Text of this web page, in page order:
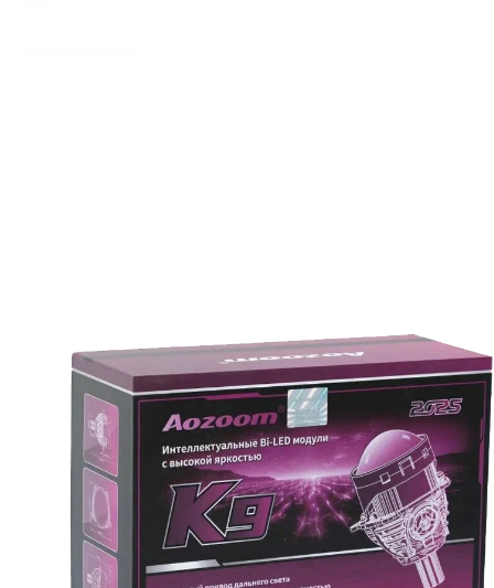
• Крепление: рамка Hella3R и хвостовой кронштейн под
цоколи H4/H7/HB3/HB4
• Ресурс: до 30000ч
• Температурный диапазон: –45…+110°C
Преимущества Aozoom K9:
1. Ультраэффективное охлаждение — два вентилятора +
медный радиатор сохраняют стабильность яркости и
продлевают срок службы.